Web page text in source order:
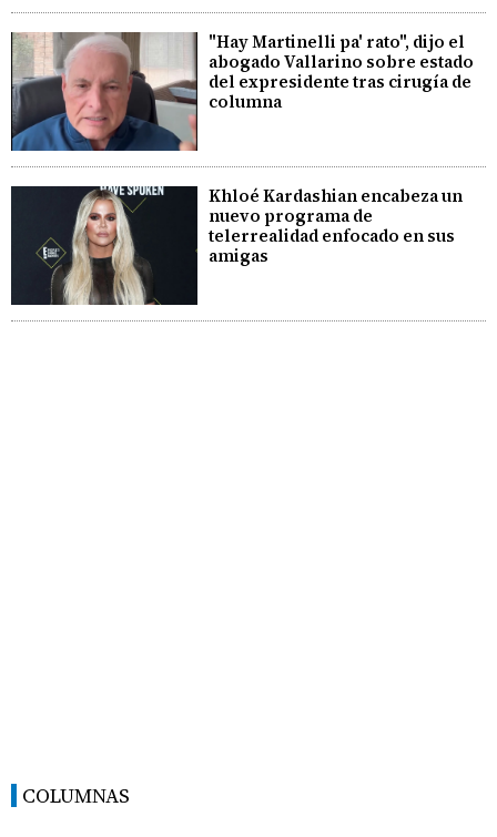
"Hay Martinelli pa' rato", dijo el
abogado Vallarino sobre estado
del expresidente tras cirugía de
columna
Khloé Kardashian encabeza un
nuevo programa de
telerrealidad enfocado en sus
amigas
COLUMNAS